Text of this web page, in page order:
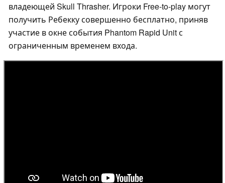
владеющей Skull Thrasher. Игроки Free-to-play могут
получить Ребекку совершенно бесплатно, приняв
участие в окне события Phantom Rapid Unit с
ограниченным временем входа.